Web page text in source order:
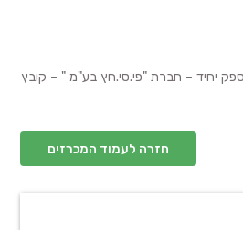
יחיד – חברת "פי.סי.חץ בע"מ " – קובץ
חזרה לעמוד המכרזים